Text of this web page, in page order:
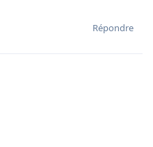
Répondre